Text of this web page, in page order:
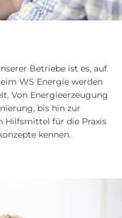
Betriebe ist es, auf
WS Energie werden
Von Energieerzeugung
bis hin zur
Hilfsmittel für die Praxis
kennen.